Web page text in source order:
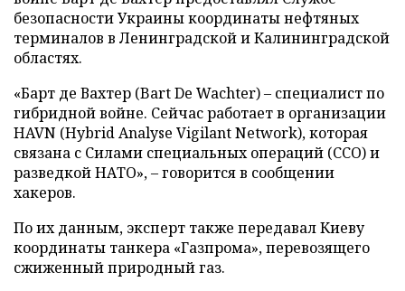
безопасности Украины координаты нефтяных
терминалов в Ленинградской и Калининградской
областях.
«Барт де Вахтер (Bart De Wachter) – специалист по
гибридной войне. Сейчас работает в организации
HAVN (Hybrid Analyse Vigilant Network), которая
связана с Силами специальных операций (ССО) и
разведкой НАТО», – говорится в сообщении
хакеров.
По их данным, эксперт также передавал Киеву
координаты танкера «Газпрома», перевозящего
сжиженный природный газ.